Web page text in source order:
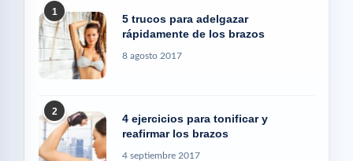
1
5 trucos para adelgazar
rápidamente de los brazos
8 agosto 2017
2
4 ejercicios para tonificar y
reafirmar los brazos
4 septiembre 2017